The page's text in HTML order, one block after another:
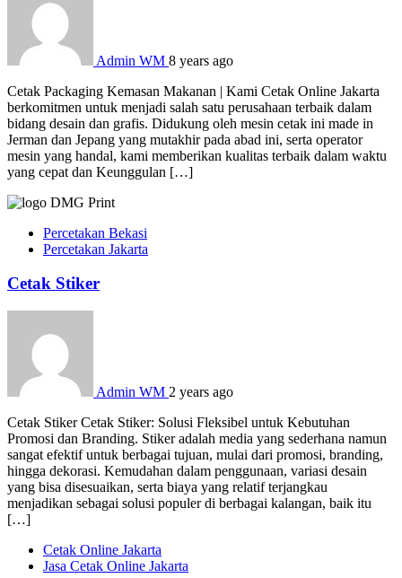
Admin WM 8 years ago
Cetak Packaging Kemasan Makanan | Kami Cetak Online Jakarta
berkomitmen untuk menjadi salah satu perusahaan terbaik dalam
bidang desain dan grafis. Didukung oleh mesin cetak ini made in
Jerman dan Jepang yang mutakhir pada abad ini, serta operator
mesin yang handal, kami memberikan kualitas terbaik dalam waktu
yang cepat dan Keunggulan […]
Percetakan Bekasi
Percetakan Jakarta
Cetak Stiker
Admin WM 2 years ago
Cetak Stiker Cetak Stiker: Solusi Fleksibel untuk Kebutuhan
Promosi dan Branding. Stiker adalah media yang sederhana namun
sangat efektif untuk berbagai tujuan, mulai dari promosi, branding,
hingga dekorasi. Kemudahan dalam penggunaan, variasi desain
yang bisa disesuaikan, serta biaya yang relatif terjangkau
menjadikan sebagai solusi populer di berbagai kalangan, baik itu
[…]
Cetak Online Jakarta
Jasa Cetak Online Jakarta